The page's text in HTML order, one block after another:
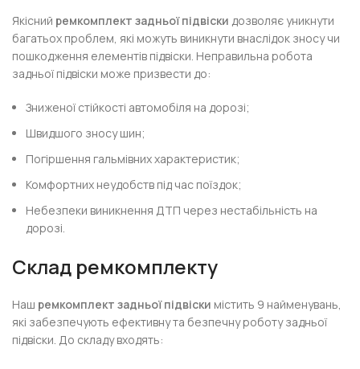
Якісний ремкомплект задньої підвіски дозволяє уникнути
багатьох проблем, які можуть виникнути внаслідок зносу чи
пошкодження елементів підвіски. Неправильна робота
задньої підвіски може призвести до:
Зниженої стійкості автомобіля на дорозі;
Швидшого зносу шин;
Погіршення гальмівних характеристик;
Комфортних неудобств під час поїздок;
Небезпеки виникнення ДТП через нестабільність на
дорозі.
Склад ремкомплекту
Наш ремкомплект задньої підвіски містить 9 найменувань,
які забезпечують ефективну та безпечну роботу задньої
підвіски. До складу входять: